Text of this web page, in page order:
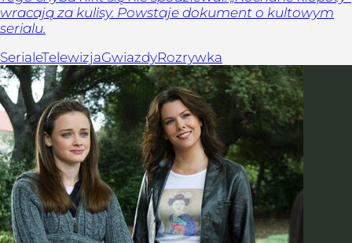
wracają za kulisy. Powstaje dokument o kultowym
serialu.
SerialeTelewizjaGwiazdyRozrywka